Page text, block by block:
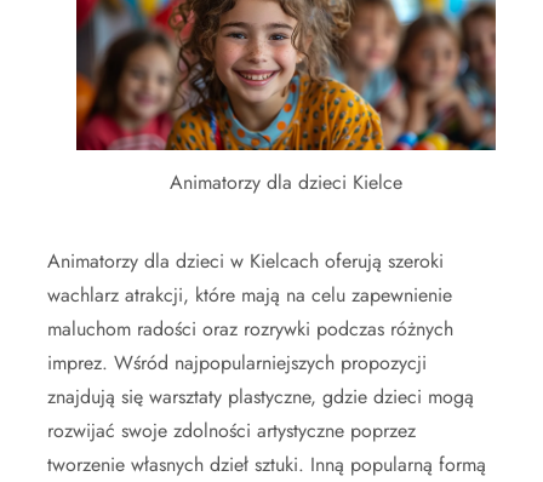
Animatorzy dla dzieci Kielce
Animatorzy dla dzieci w Kielcach oferują szeroki
wachlarz atrakcji, które mają na celu zapewnienie
maluchom radości oraz rozrywki podczas różnych
imprez. Wśród najpopularniejszych propozycji
znajdują się warsztaty plastyczne, gdzie dzieci mogą
rozwijać swoje zdolności artystyczne poprzez
tworzenie własnych dzieł sztuki. Inną popularną formą